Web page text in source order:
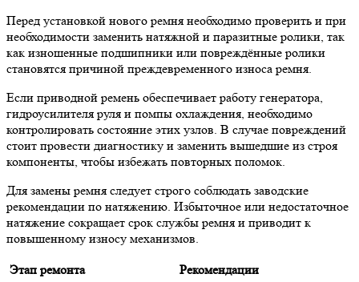
Перед установкой нового ремня необходимо проверить и при
необходимости заменить натяжной и паразитные ролики, так
как изношенные подшипники или повреждённые ролики
становятся причиной преждевременного износа ремня.
Если приводной ремень обеспечивает работу генератора,
гидроусилителя руля и помпы охлаждения, необходимо
контролировать состояние этих узлов. В случае повреждений
стоит провести диагностику и заменить вышедшие из строя
компоненты, чтобы избежать повторных поломок.
Для замены ремня следует строго соблюдать заводские
рекомендации по натяжению. Избыточное или недостаточное
натяжение сокращает срок службы ремня и приводит к
повышенному износу механизмов.
Этап ремонта
Рекомендации